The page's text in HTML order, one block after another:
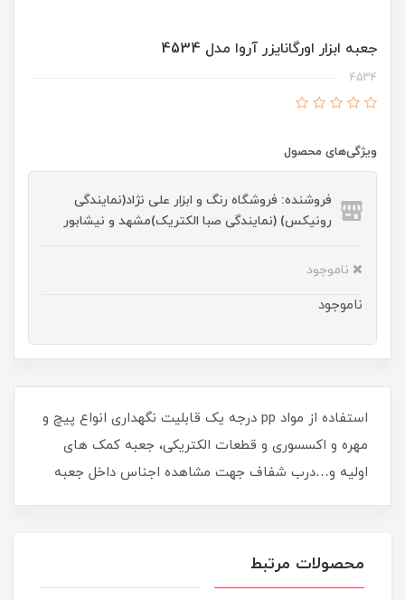
جعبه ابزار اورگانایزر آروا مدل 4534
4534
ویژگی‌های محصول
فروشنده: فروشگاه رنگ و ابزار علی نژاد(نمایندگی
رونیکس) (نمایندگی صبا الکتریک)مشهد و نیشابور
ناموجود
ناموجود
استفاده از مواد pp درجه یک قابلیت نگهداری انواع پیچ و
مهره و اکسسوری و قطعات الکتریکی، جعبه کمک های
اولیه و…درب شفاف جهت مشاهده اجناس داخل جعبه
محصولات مرتبط